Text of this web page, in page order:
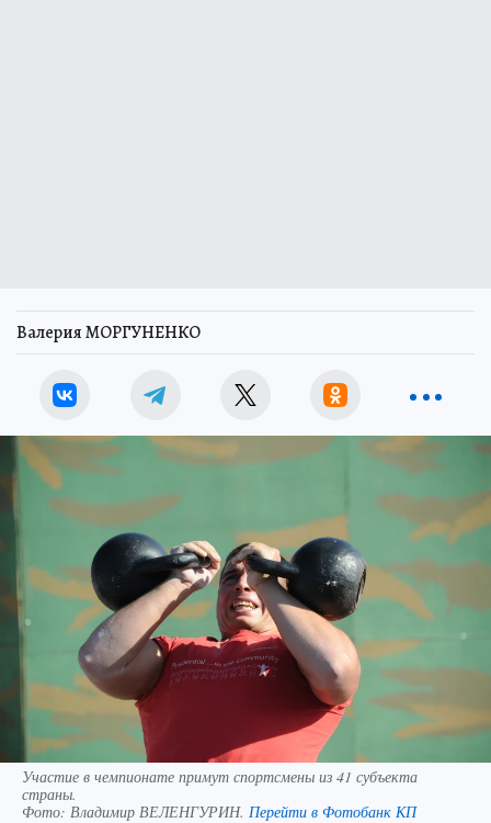
Валерия МОРГУНЕНКО
Участие в чемпионате примут спортсмены из 41 субъекта
страны.
Фото: Владимир ВЕЛЕНГУРИН. Перейти в Фотобанк КП